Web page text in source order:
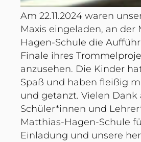
Am 22.11.2024 waren
Maxis eingeladen, an der
Hagen-Schule die
Finale ihres
anzusehen. Die Kinder
Spaß und haben fleißig
und getanzt. Vielen Dank
Schüler*innen und
Matthias-Hagen-Schule
Einladung und unsere